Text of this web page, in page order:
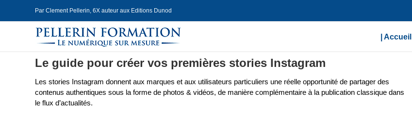
Par Clement Pellerin, 6X auteur aux Editions Dunod
| Accueil |
Le guide pour créer vos premières stories Instagram
Les stories Instagram donnent aux marques et aux utilisateurs particuliers une réelle opportunité de partager des
contenus authentiques sous la forme de photos & vidéos, de manière complémentaire à la publication classique dans
le flux d’actualités.